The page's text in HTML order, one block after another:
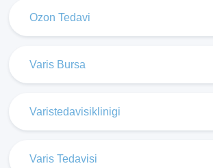
Ozon Tedavi
Varis Bursa
Varistedavisiklinigi
Varis Tedavisi